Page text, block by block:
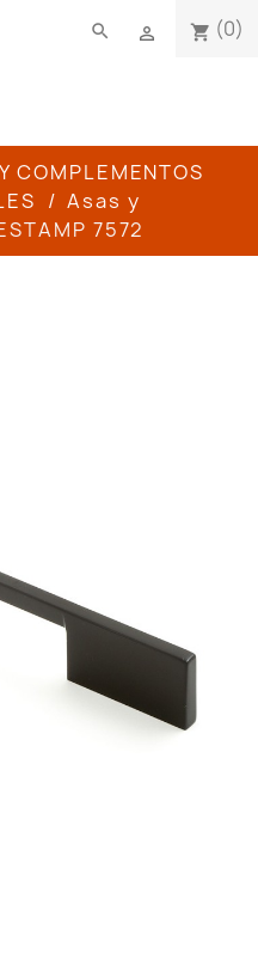
shopping_cart (0)

search
COMPLEMENTOS
Asas y
7572